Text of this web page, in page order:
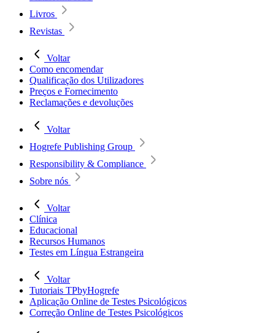
Livros
Revistas
Voltar
Como encomendar
Qualificação dos Utilizadores
Preços e Fornecimento
Reclamações e devoluções
Voltar
Hogrefe Publishing Group
Responsibility & Compliance
Sobre nós
Voltar
Clínica
Educacional
Recursos Humanos
Testes em Língua Estrangeira
Voltar
Tutoriais TPbyHogrefe
Aplicação Online de Testes Psicológicos
Correção Online de Testes Psicológicos